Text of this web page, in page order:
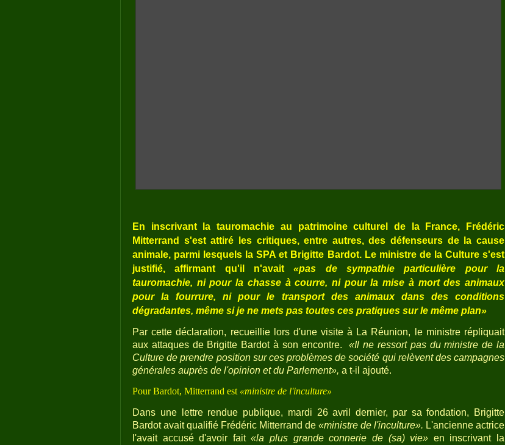
En inscrivant la tauromachie au patrimoine culturel de la France, Frédéric
Mitterrand s'est attiré les critiques, entre autres, des défenseurs de la cause
animale, parmi lesquels la SPA et Brigitte Bardot. Le ministre de la Culture s'est
justifié, affirmant qu'il n'avait«pas de sympathie particulière pour la
tauromachie, ni pour la chasse à courre, ni pour la mise à mort des animaux
pour la fourrure, ni pour le transport des animaux dans des conditions
dégradantes, même si je ne mets pas toutes ces pratiques sur le même plan»
Par cette déclaration, recueillie lors d'une visite à La Réunion, le ministre répliquait
aux attaques de Brigitte Bardot à son encontre.
«Il ne ressort pas du ministre de la
Culture de prendre position sur ces problèmes de société qui relèvent des campagnes
générales auprès de l'opinion et du Parlement», a t-il ajouté.
Pour Bardot, Mitterrand est «ministre de l'inculture»
Dans une lettre rendue publique, mardi 26 avril dernier, par sa fondation, Brigitte
Bardot avait qualifié Frédéric Mitterrand de «ministre de l'inculture». L'ancienne actrice
l'avait accusé d'avoir fait«la plus grande connerie de (sa) vie» en inscrivant la